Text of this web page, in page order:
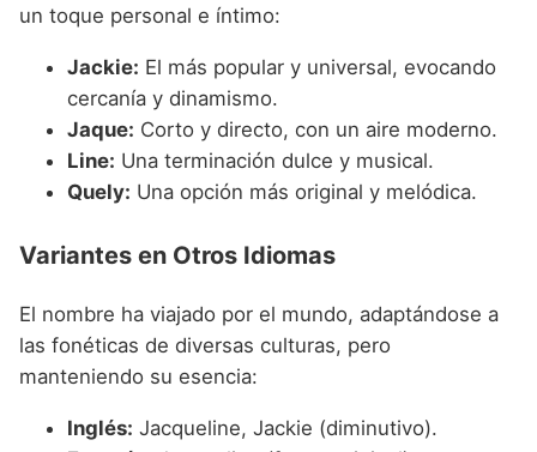
un toque personal e íntimo:
Jackie: El más popular y universal, evocando
cercanía y dinamismo.
Jaque: Corto y directo, con un aire moderno.
Line: Una terminación dulce y musical.
Quely: Una opción más original y melódica.
Variantes en Otros Idiomas
El nombre ha viajado por el mundo, adaptándose a
las fonéticas de diversas culturas, pero
manteniendo su esencia:
Inglés: Jacqueline, Jackie (diminutivo).